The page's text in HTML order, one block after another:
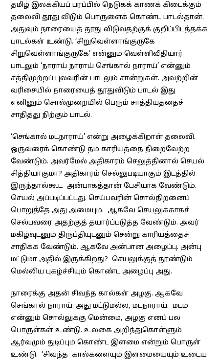
தமிழ் இலக்கியப் பரப்பில் நெடுகக் காணக் கிடைக்கும்
தலைவி தூது விடும் பொருளைக் கொண்ட பாடல்தான்.
அதுவும் நாரையைத் தூது விடுவதற்குக் குறிப்பிடத்தக்க
பாடல்கள் உண்டு. ‘சிறுவெள்ளாங்குருகே
சிறுவெள்ளாங்குருகே’ என்னும் வெள்ளிவீதியார்
பாடலும் ‘நாராய் நாராய் செங்கால் நாராய்’ என்னும்
சத்திமுற்றப் புலவரின் பாடலும் சான்றுகள். அவற்றின்
வரிசையில் நாரையைத் தூதுவிடும் பாடல் இது
எனினும் சொல்முறையில் பெரும் சாத்தியத்தைச்
சாதித்து நிற்கும் பாடல்.
‘செங்கால் மடநாராய்’ என்று அழைக்கிறாள் தலைவி.
ஒருவரைக் கொண்டு தம் காரியத்தை நிறைவேற்ற
வேண்டும். அவர்மேல் அதிகாரம் செலுத்தினால் செயல்
சித்தியாகுமா? அதிகாரம் செல்லுபடியாகும் இடத்தில்
இருந்தால்கூட அன்பாகத்தான் பேசியாக வேண்டும்.
செயல் அப்படிப்பட்டது. செய்பவரின் சொல்திறனைப்
பொறுத்தே அது அமையும். ஆகவே செயலுக்காகச்
செல்பவரை அதற்குத் தயார்ப்படுத்த வேண்டும். அவர்
மகிழ்வுடனும் திருப்தியுடனும் சென்று காரியத்தைச்
சாதிக்க வேண்டும். ஆகவே அன்பான அழைப்பு. அன்பு
மட்டுமா அதில் இருக்கிறது? செயலுக்குத் தூண்டும்
மெல்லிய புகழ்ச்சியும் கொண்ட அழைப்பு அது.
நாரைக்கு அதன் சிவந்த கால்கள் அழகு. ஆகவே
செங்கால் நாராய். அது மட்டுமல்ல, மடநாராய். மடம்
என்னும் சொல்லுக்கு மென்மை, அழகு எனப் பல
பொருள்கள் உண்டு. உலகை அறிந்துகொள்ளும்
ஆர்வமும் துடிப்பும் கொண்ட இளமை என்றும் பொருள்
உண்டு. ‘சிவந்த கால்களையும் இளமையையும் உடைய